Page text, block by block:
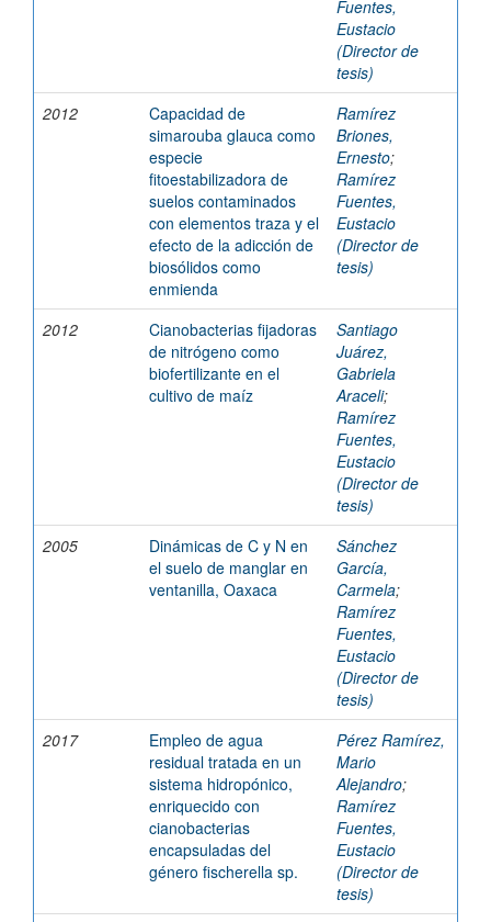
Fuentes,
Eustacio
(Director de
tesis)
2012
Capacidad de
simarouba glauca como
especie
fitoestabilizadora de
suelos contaminados
con elementos traza y el
efecto de la adicción de
biosólidos como
enmienda
Ramírez
Briones,
Ernesto;
Ramírez
Fuentes,
Eustacio
(Director de
tesis)
2012
Cianobacterias fijadoras
de nitrógeno como
biofertilizante en el
cultivo de maíz
Santiago
Juárez,
Gabriela
Araceli;
Ramírez
Fuentes,
Eustacio
(Director de
tesis)
2005
Dinámicas de C y N en
el suelo de manglar en
ventanilla, Oaxaca
Sánchez
García,
Carmela;
Ramírez
Fuentes,
Eustacio
(Director de
tesis)
2017
Empleo de agua
residual tratada en un
sistema hidropónico,
enriquecido con
cianobacterias
encapsuladas del
género fischerella sp.
Pérez Ramírez,
Mario
Alejandro;
Ramírez
Fuentes,
Eustacio
(Director de
tesis)